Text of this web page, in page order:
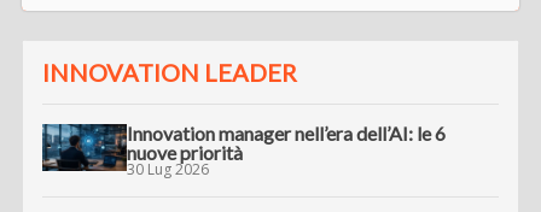
INNOVATION LEADER
Innovation manager nell’era dell’AI: le 6
nuove priorità
30 Lug 2026